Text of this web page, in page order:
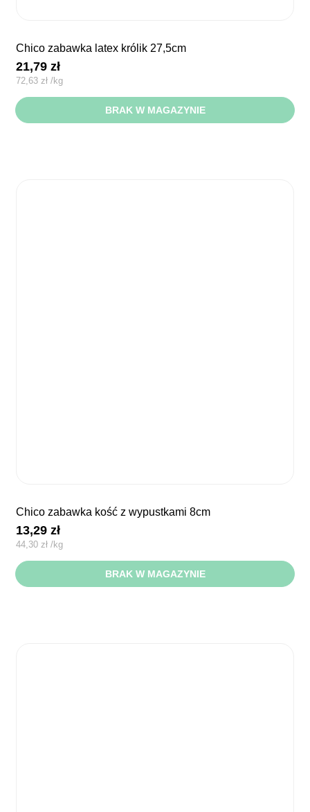
chico zabawka latex królik 27,5cm
21,79zł
72,63 zł /kg
BRAK W MAGAZYNIE
chico zabawka kość z wypustkami 8cm
13,29zł
44,30 zł /kg
BRAK W MAGAZYNIE